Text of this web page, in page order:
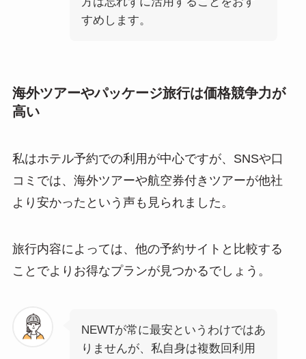
すめします。
海外ツアーやパッケージ旅行は価格競争力が
高い
私はホテル予約での利用が中心ですが、SNSや口
コミでは、海外ツアーや航空券付きツアーが他社
より安かったという声も見られました。
旅行内容によっては、他の予約サイトと比較する
ことでよりお得なプランが見つかるでしょう。
NEWTが常に最安というわけではあ
りませんが、私自身は複数回利用